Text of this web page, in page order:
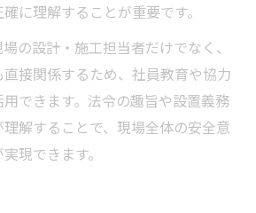
に理解することが重要です。
の設計・施工担当者だけでなく、
接関係するため、社員教育や協力
できます。法令の趣旨や設置義務
解することで、現場全体の安全意
現できます。